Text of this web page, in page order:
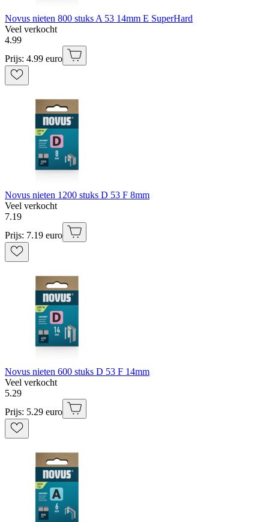
Novus nieten 800 stuks A 53 14mm E SuperHard
Veel verkocht
4.99
Prijs: 4.99 euro
Novus nieten 1200 stuks D 53 F 8mm
Veel verkocht
7.19
Prijs: 7.19 euro
Novus nieten 600 stuks D 53 F 14mm
Veel verkocht
5.29
Prijs: 5.29 euro